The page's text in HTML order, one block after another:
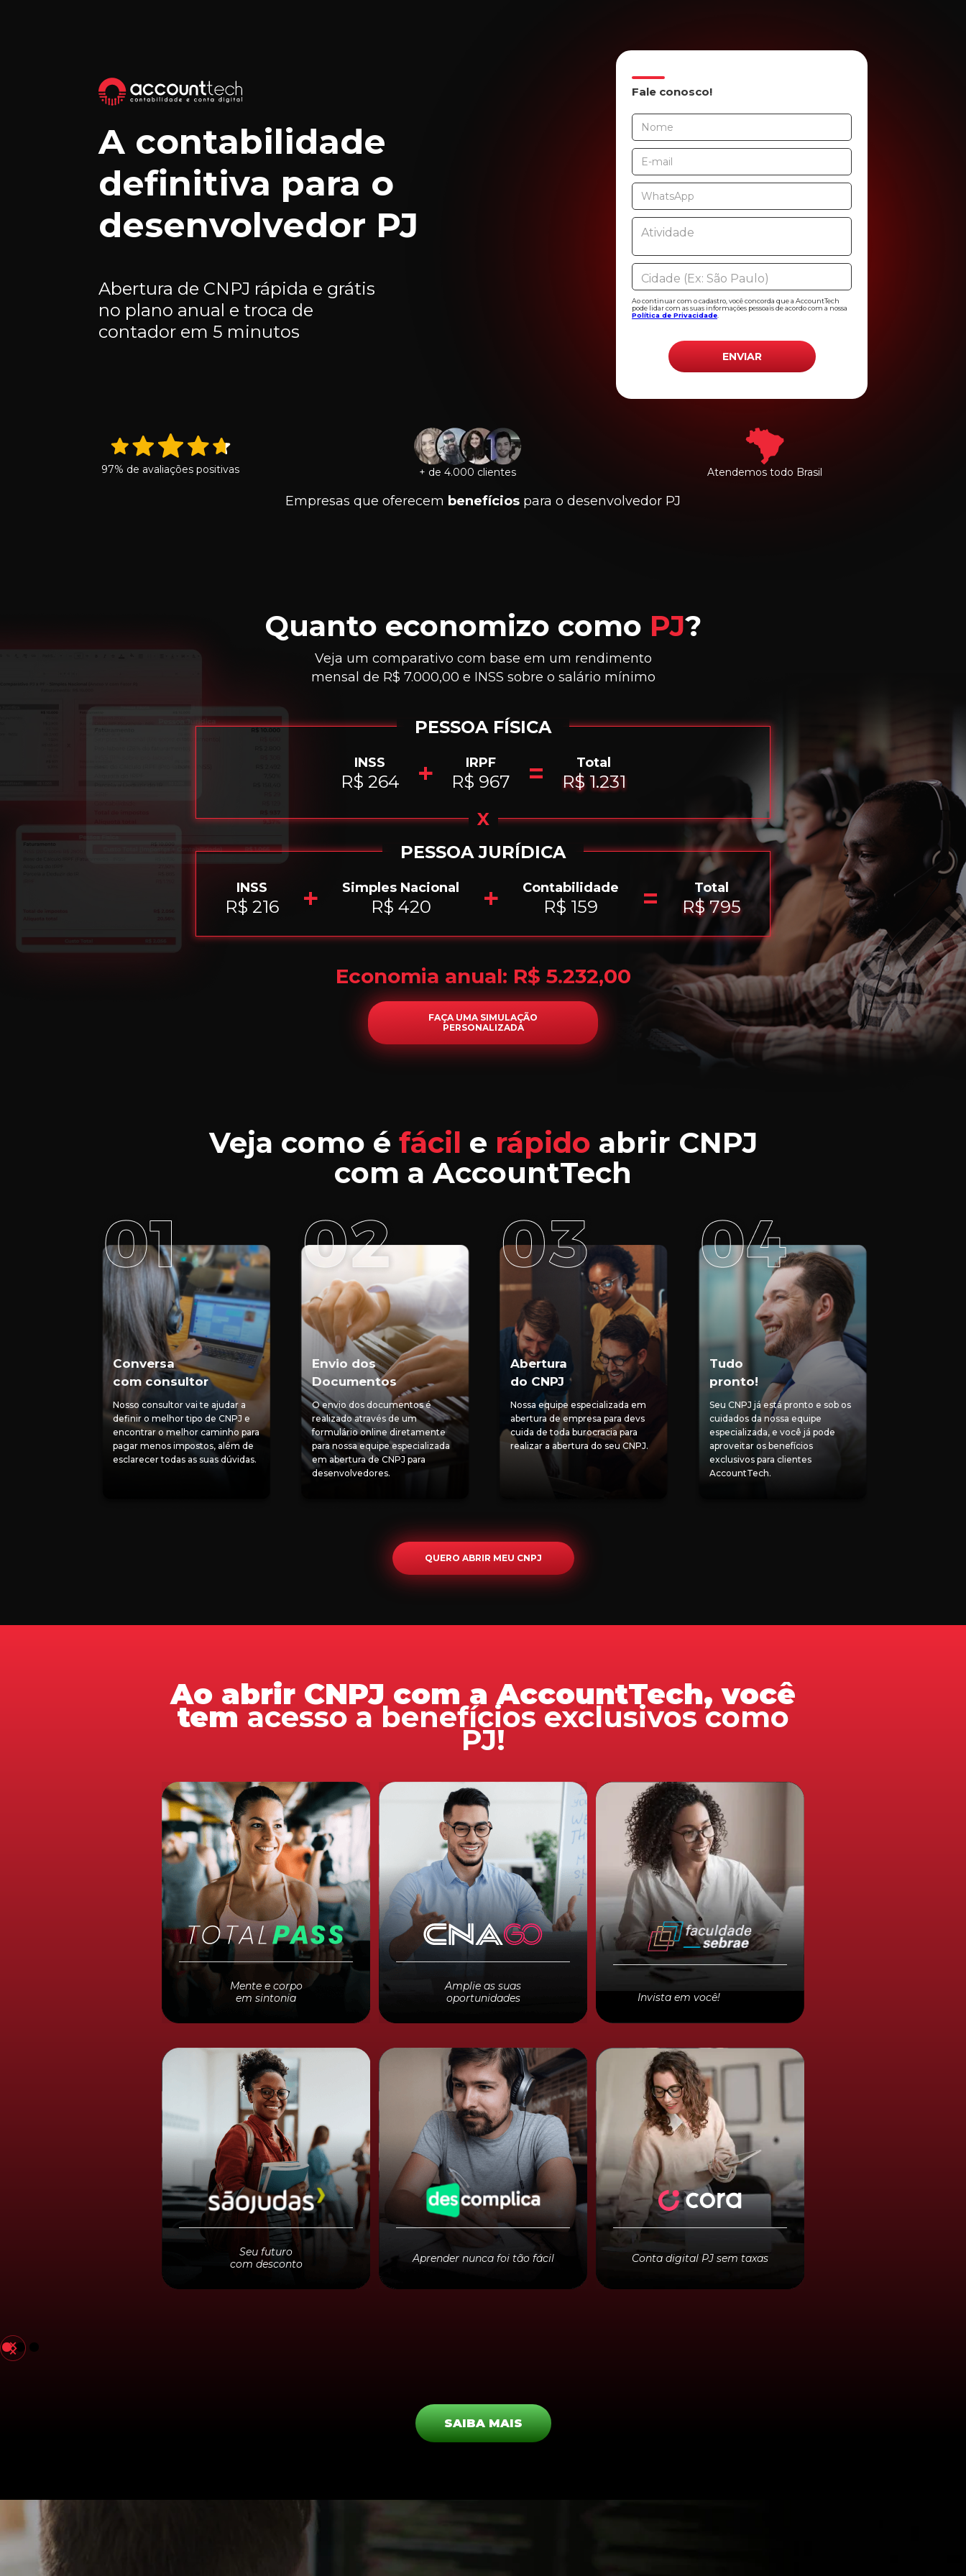
A contabilidade
definitiva para o
desenvolvedor PJ
Abertura de CNPJ rápida e grátis
no plano anual e troca de
contador em 5 minutos
Fale conosco!
Ao continuar com o cadastro, você concorda que a AccountTech
pode lidar com as suas informações pessoais de acordo com a nossa
Política de Privacidade
97% de avaliações positivas + de 4.000 clientes Atendemos todo Brasil
Empresas que oferecem benefícios para o desenvolvedor PJ
Quanto economizo como PJ?
Veja um comparativo com base em um rendimento
mensal de R$ 7.000,00 e INSS sobre o salário mínimo
PESSOA FÍSICA
INSS
R$ 264 + IRPF
R$ 967 = Total
R$ 1.231
X
PESSOA JURÍDICA
INSS
R$ 216 + Simples Nacional
R$ 420 + Contabilidade
R$ 159 = Total
R$ 795
Economia anual: R$ 5.232,00
FAÇA UMA SIMULAÇÃO
PERSONALIZADA
Veja como é fácil e rápido abrir CNPJ
com a AccountTech
Conversa
com consultor
Nosso consultor vai te ajudar a
definir o melhor tipo de CNPJ e
encontrar o melhor caminho para
pagar menos impostos, além de
esclarecer todas as suas dúvidas.
Envio dos
Documentos
O envio dos documentos é
realizado através de um
formulário online diretamente
para nossa equipe especializada
em abertura de CNPJ para
desenvolvedores.
Abertura
do CNPJ
Nossa equipe especializada em
abertura de empresa para devs
cuida de toda burocracia para
realizar a abertura do seu CNPJ.
Tudo
pronto!
Seu CNPJ já está pronto e sob os
cuidados da nossa equipe
especializada, e você já pode
aproveitar os benefícios
exclusivos para clientes
AccountTech.
QUERO ABRIR MEU CNPJ
Ao abrir CNPJ com a AccountTech, você
tem acesso a benefícios exclusivos como
PJ!
Mente e corpo
em sintonia
Mente e corpo
em sintonia
Mantenha sua saúde física e
mental em alta! São+15 mil
academias e studios,
incluindo as redesSmart Fite
Bio Ritmo
Amplie as suas
oportunidades
Amplie as suas
oportunidades
Domine o inglês e abra portas
para novas oportunidades!
Economize 35% nos planos
anuais SILVER e GOLD da
Invista em você!
Invista em você!
Cliente AccountTech garante
20% de desconto nos cursos da
Faculdade Sebrae. Em
pagamentos parcelados você
garante +5% e +10% à vista.
Aproveite!
Seu futuro
com desconto
Seu futuro
com desconto
Estude em uma das três
melhores universidades
privadas de São Paulo com
descontos de até 80%.
Aprender nunca foi tão fácil
Aprender nunca
foi tão fácil
Aproveite20% de desconto
em todos os cursose receba
certificação gratuita em cursos
livres.
Conta digital PJ sem taxas
Conta digital
PJ sem taxas
Abra sua conta digital PJ
gratuitamente e aproveite a
integração com a plataforma
da AccountTech.
SAIBA MAIS